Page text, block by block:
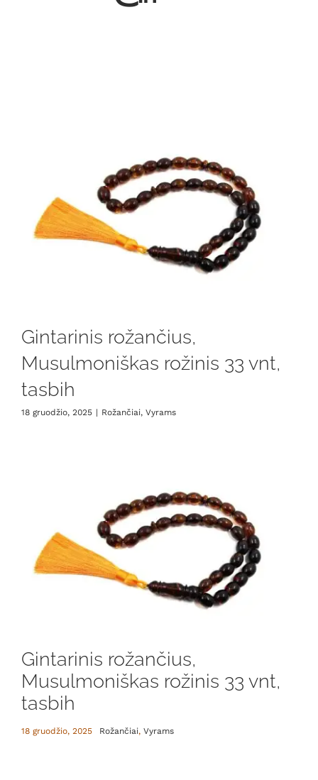
Gintarinis rožančius,
Musulmoniškas rožinis 33 vnt,
tasbih
18 gruodžio, 2025 | Rožančiai, Vyrams
Gintarinis rožančius,
Musulmoniškas rožinis 33 vnt,
tasbih
18 gruodžio, 2025 Rožančiai, Vyrams